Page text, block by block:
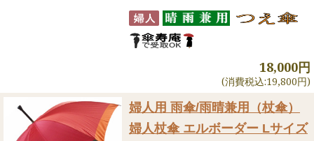
18,000円
(消費税込:19,800円)
婦人用 雨傘/雨晴兼用（杖傘）
婦人杖傘 エルボーダー Lサイズ